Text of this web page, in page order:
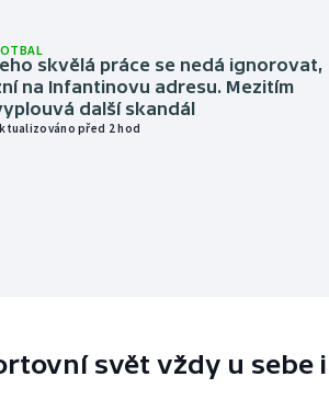
skvělá práce se nedá ignorovat,
na Infantinovu adresu. Mezitím
další skandál
před 2 hod
svět vždy u sebe